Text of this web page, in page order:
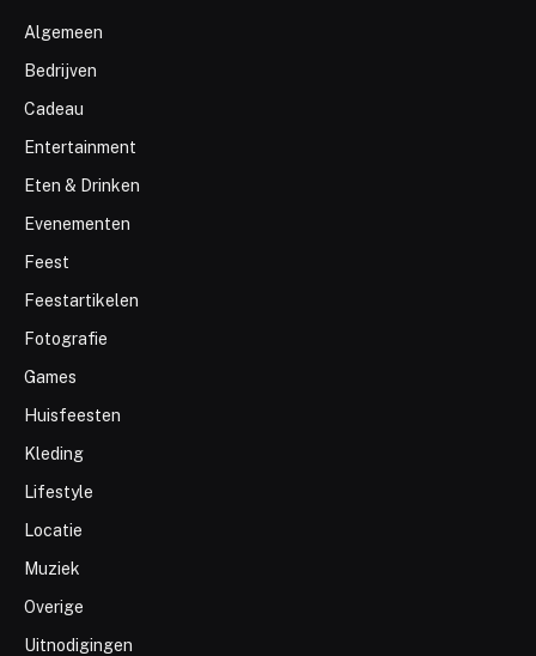
Algemeen
Bedrijven
Cadeau
Entertainment
Eten & Drinken
Evenementen
Feest
Feestartikelen
Fotografie
Games
Huisfeesten
Kleding
Lifestyle
Locatie
Muziek
Overige
Uitnodigingen